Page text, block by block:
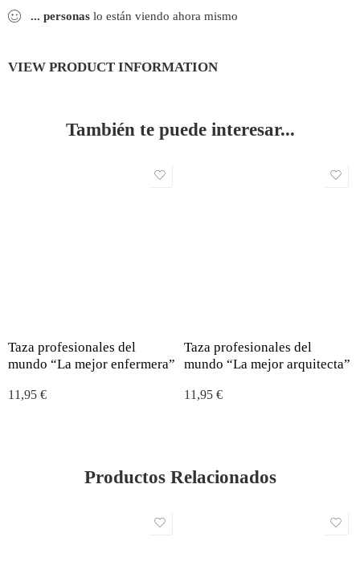
... personas lo están viendo ahora mismo
VIEW PRODUCT INFORMATION
También te puede interesar...
Taza profesionales del
mundo “La mejor enfermera”
11,95 €
Taza profesionales del
mundo “La mejor arquitecta”
11,95 €
Productos Relacionados